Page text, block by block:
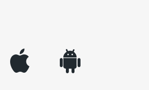
appleinc android